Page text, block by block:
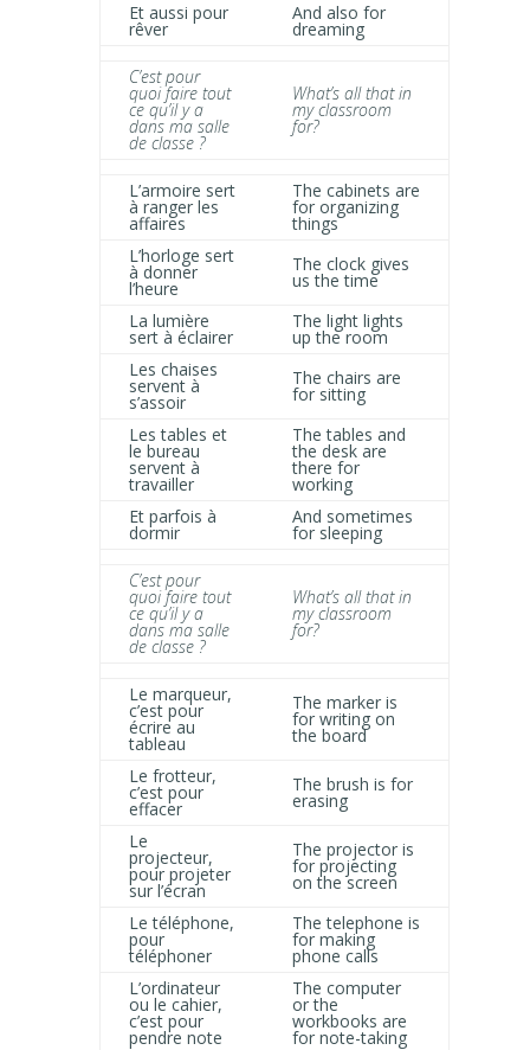
Et aussi pour
rêver
And also for
dreaming
C’est pour
quoi faire tout
ce qu’il y a
dans ma salle
de classe ?
What’s all that in
my classroom
for?
L’armoire sert
à ranger les
affaires
The cabinets are
for organizing
things
L’horloge sert
à donner
l’heure
The clock gives
us the time
La lumière
sert à éclairer
The light lights
up the room
Les chaises
servent à
s’assoir
The chairs are
for sitting
Les tables et
le bureau
servent à
travailler
The tables and
the desk are
there for
working
Et parfois à
dormir
And sometimes
for sleeping
C’est pour
quoi faire tout
ce qu’il y a
dans ma salle
de classe ?
What’s all that in
my classroom
for?
Le marqueur,
c’est pour
écrire au
tableau
The marker is
for writing on
the board
Le frotteur,
c’est pour
effacer
The brush is for
erasing
Le
projecteur,
pour projeter
sur l’écran
The projector is
for projecting
on the screen
Le téléphone,
pour
téléphoner
The telephone is
for making
phone calls
L’ordinateur
ou le cahier,
c’est pour
pendre note
The computer
or the
workbooks are
for note-taking